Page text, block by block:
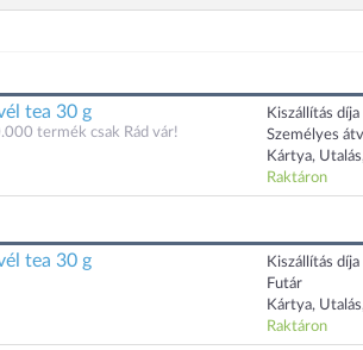
tea 30 g
termék csak Rád vár!
Kiszállítás
Személyes
Kártya,
Raktáron
tea 30 g
Kiszállítás
Futár
Kártya,
Raktáron